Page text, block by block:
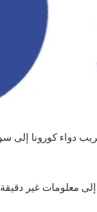
دواء كورونا
معلومات غير دقيقة